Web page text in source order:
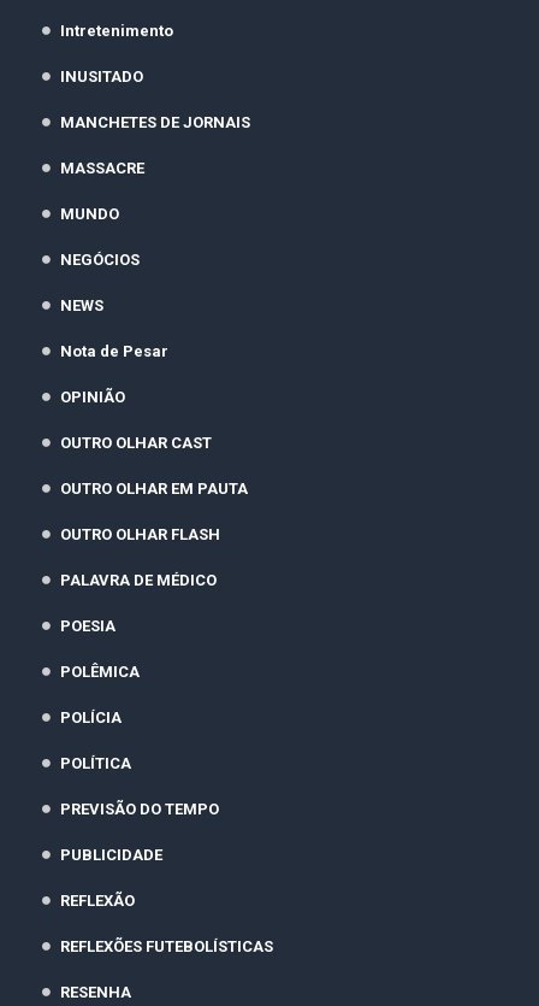
Intretenimento
INUSITADO
MANCHETES DE JORNAIS
MASSACRE
MUNDO
NEGÓCIOS
NEWS
Nota de Pesar
OPINIÃO
OUTRO OLHAR CAST
OUTRO OLHAR EM PAUTA
OUTRO OLHAR FLASH
PALAVRA DE MÉDICO
POESIA
POLÊMICA
POLÍCIA
POLÍTICA
PREVISÃO DO TEMPO
PUBLICIDADE
REFLEXÃO
REFLEXÕES FUTEBOLÍSTICAS
RESENHA